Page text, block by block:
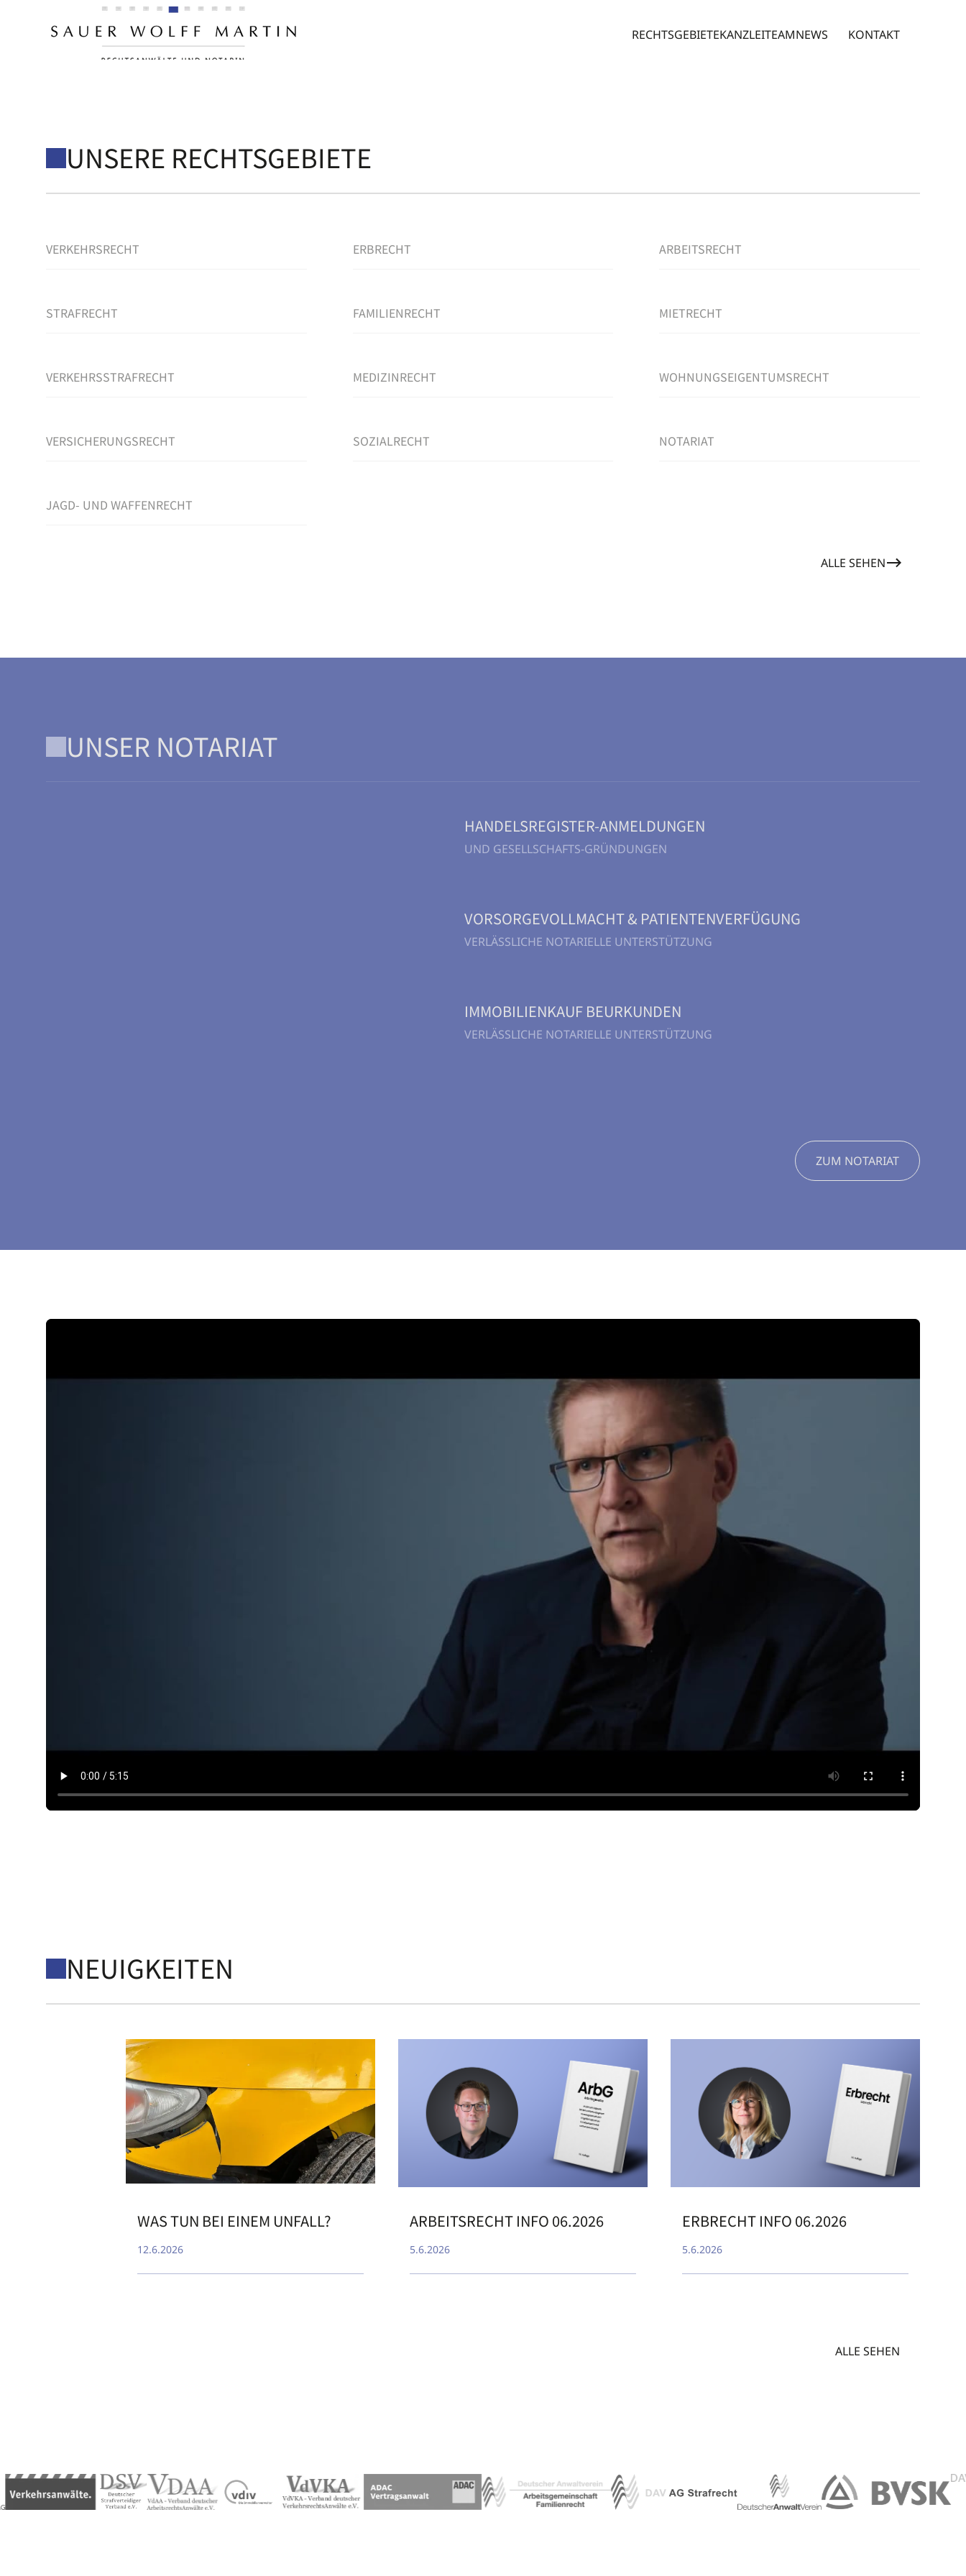
RECHTSGEBIETEKANZLEITEAMNEWS KONTAKT
WIR UNTERSTÜTZEN SIE IM
UNSERE RECHTSGEBIETE
VERKEHRSRECHT ERBRECHT ARBEITSRECHT
STRAFRECHT FAMILIENRECHT MIETRECHT
VERKEHRSSTRAFRECHT MEDIZINRECHT WOHNUNGSEIGENTUMSRECHT
VERSICHERUNGSRECHT SOZIALRECHT NOTARIAT
JAGD- UND WAFFENRECHT
ALLE SEHEN
UNSER NOTARIAT
HANDELSREGISTER-ANMELDUNGEN
UND GESELLSCHAFTS-GRÜNDUNGEN
VORSORGEVOLLMACHT & PATIENTENVERFÜGUNG
VERLÄSSLICHE NOTARIELLE UNTERSTÜTZUNG
IMMOBILIENKAUF BEURKUNDEN
VERLÄSSLICHE NOTARIELLE UNTERSTÜTZUNG
ZUM NOTARIAT
NEUIGKEITEN
WAS TUN BEI EINEM UNFALL?
12.6.2026
ARBEITSRECHT INFO 06.2026
5.6.2026
ERBRECHT INFO 06.2026
5.6.2026
ALLE SEHEN